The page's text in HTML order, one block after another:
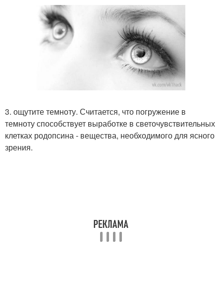
3. ощутите темноту. Считается, что погружение в
темноту способствует выработке в светочувствительных
клетках родопсина - вещества, необходимого для ясного
зрения.